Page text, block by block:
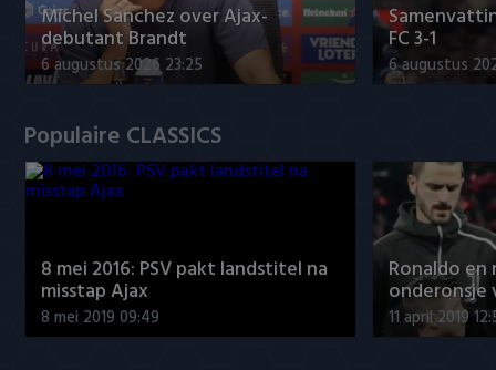
Míchel Sanchez over Ajax-
debutant Brandt
6 augustus 2026 23:25
FC 3-1
6 augustus
Populaire CLASSICS
8 mei 2016: PSV pakt landstitel na
misstap Ajax
8 mei 2019 09:49
Ronaldo
onderonsje
11 april 2019